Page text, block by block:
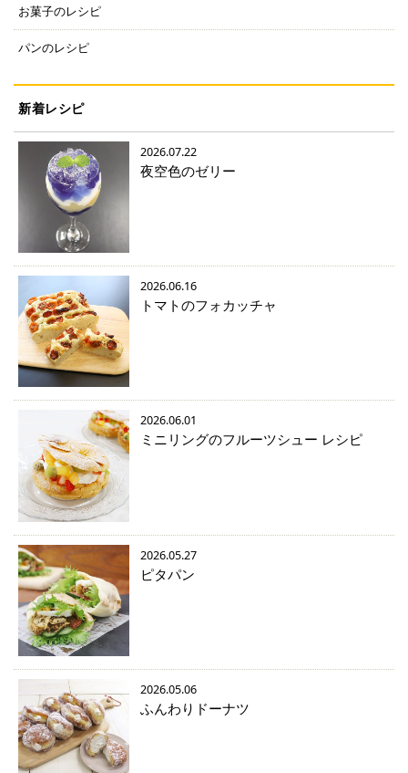
お菓子のレシピ
パンのレシピ
新着レシピ
2026.07.22
夜空色のゼリー
2026.06.16
トマトのフォカッチャ
2026.06.01
ミニリングのフルーツシュー レシピ
2026.05.27
ピタパン
2026.05.06
ふんわりドーナツ